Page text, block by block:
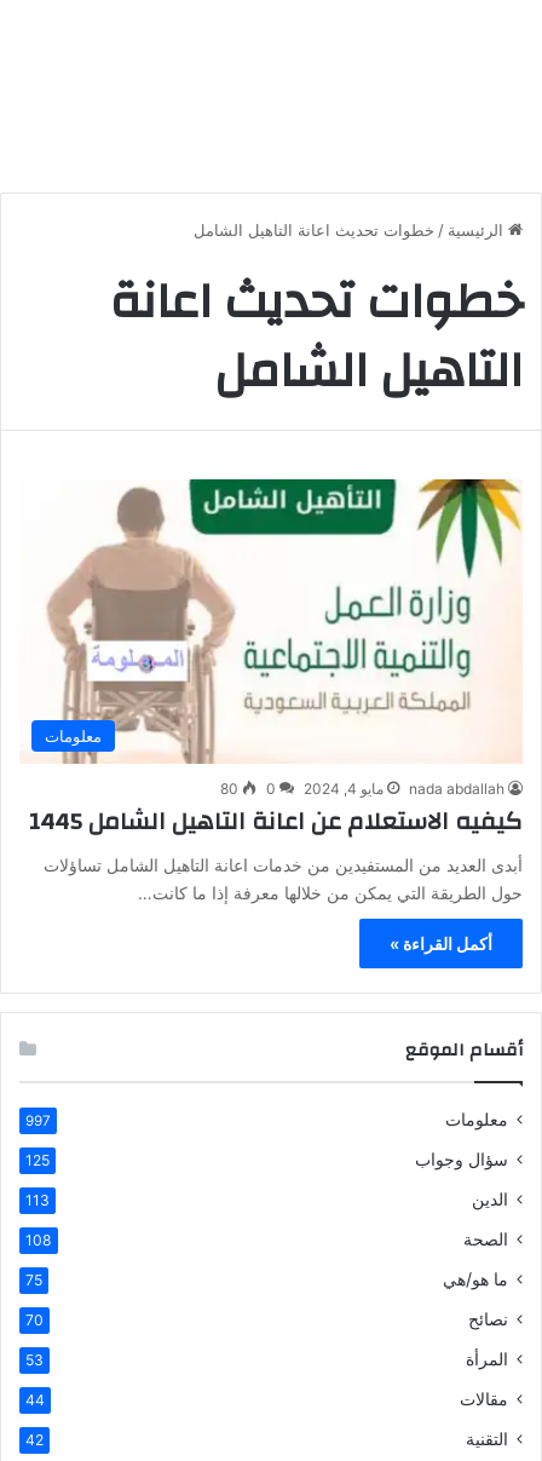
الرئيسية / خطوات تحديث اعانة التاهيل الشامل
خطوات تحديث اعانة
التاهيل الشامل
معلومات
nada abdallah مايو 4, 2024 0
80
كيفيه الاستعلام عن اعانة التاهيل الشامل 1445
أبدى العديد من المستفيدين من خدمات اعانة التاهيل الشامل تساؤلات
حول الطريقة التي يمكن من خلالها معرفة إذا ما كانت…
أكمل القراءة »
أقسام الموقع
معلومات 997
سؤال وجواب 125
الدين 113
الصحة 108
ما هو/هي 75
نصائح 70
المرأة 53
مقالات 44
التقنية 42